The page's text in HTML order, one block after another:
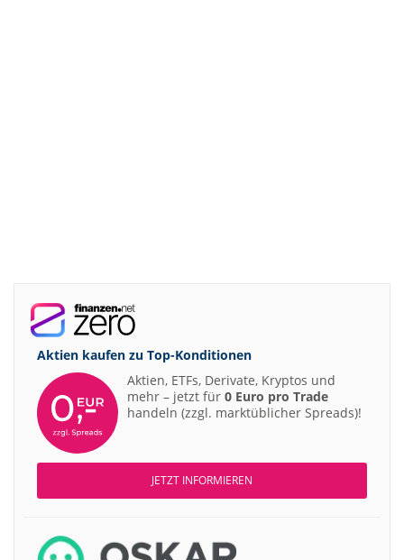
Aktien kaufen zu Top-Konditionen
Aktien, ETFs, Derivate, Kryptos und
mehr – jetzt für 0 Euro pro Trade
handeln (zzgl. marktüblicher Spreads)!
JETZT INFORMIEREN